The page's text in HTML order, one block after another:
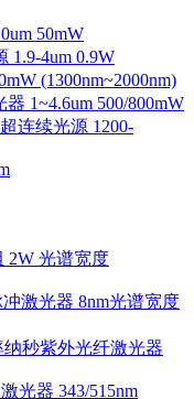
50mW
1.9-4um 0.9W
(1300nm~2000nm)
1~4.6um 500/800mW
连续光源 1200-
2W 光谱宽度
激光器 8nm光谱宽度
秒紫外光纤激光器
光器 343/515nm